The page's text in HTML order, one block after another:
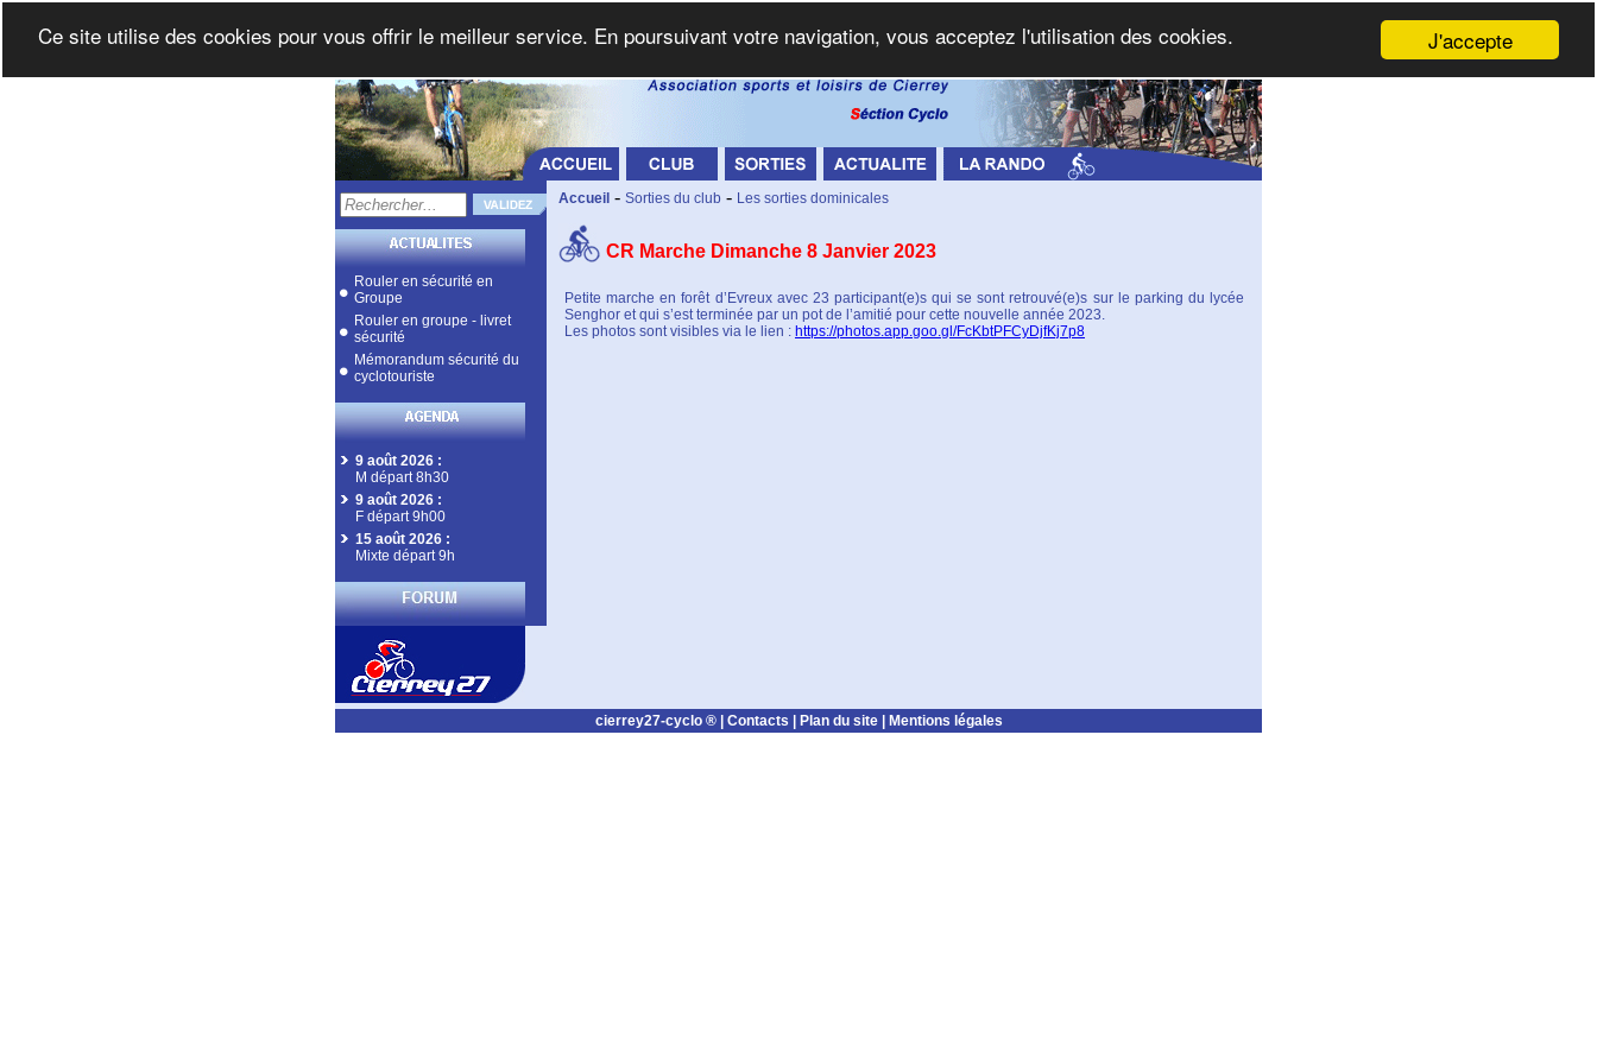
Rouler en sécurité en
Groupe
Rouler en groupe - livret
sécurité
Mémorandum sécurité du
cyclotouriste
9 août 2026 :
M départ 8h30
9 août 2026 :
F départ 9h00
15 août 2026 :
Mixte départ 9h
Accueil - Sorties du club - Les sorties dominicales
CR Marche Dimanche 8 Janvier 2023
Petite marche en forêt d’Evreux avec 23 participant(e)s qui se sont retrouvé(e)s sur le parking du lycée
Senghor et qui s’est terminée par un pot de l’amitié pour cette nouvelle année 2023.
Les photos sont visibles via le lien : https://photos.app.goo.gl/FcKbtPFCyDjfKj7p8
cierrey27-cyclo ® | Contacts Plan du site Mentions légales
J'accepte
Ce site utilise des cookies pour vous offrir le meilleur service. En poursuivant votre navigation, vous acceptez l'utilisation des cookies.